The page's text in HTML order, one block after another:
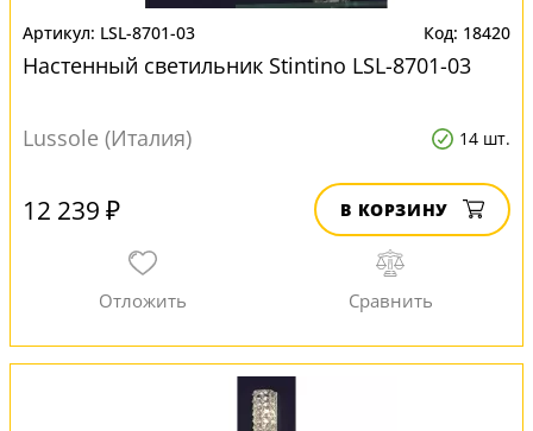
LSL-8701-03 18420
Настенный светильник Stintino LSL-8701-03
Lussole (Италия) 14 шт.
12 239 ₽ В КОРЗИНУ